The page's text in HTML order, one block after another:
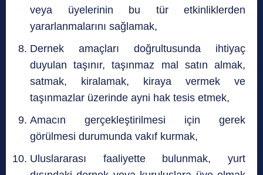
veya üyelerinin bu tür etkinliklerden
yararlanmalarını sağlamak,
Dernek amaçları doğrultusunda ihtiyaç
duyulan taşınır, taşınmaz mal satın almak,
satmak, kiralamak, kiraya vermek ve
taşınmazlar üzerinde ayni hak tesis etmek,
Amacın gerçekleştirilmesi için gerek
görülmesi durumunda vakıf kurmak,
Uluslararası faaliyette bulunmak, yurt